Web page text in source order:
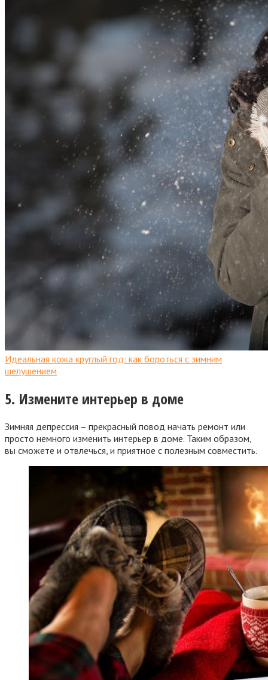
Идеальная кожа круглый год: как бороться с зимним
шелушением
5. Измените интерьер в доме
Зимняя депрессия – прекрасный повод начать ремонт или
просто немного изменить интерьер в доме. Таким образом,
вы сможете и отвлечься, и приятное с полезным совместить.